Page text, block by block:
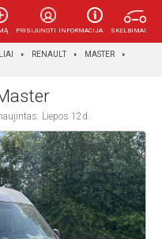
SKELBIMAI
INFORMACIJA
PRISIJUNGTI
RENAULT
MASTER
Liepos 12d.